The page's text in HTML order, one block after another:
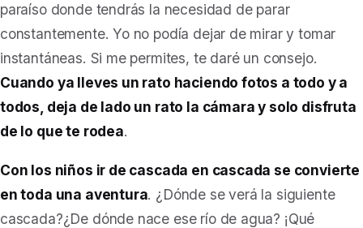
paraíso donde tendrás la necesidad de parar
constantemente. Yo no podía dejar de mirar y tomar
instantáneas. Si me permites, te daré un consejo.
Cuando ya lleves un rato haciendo fotos a todo y a
todos, deja de lado un rato la cámara y solo disfruta
de lo que te rodea.
Con los niños ir de cascada en cascada se convierte
en toda una aventura. ¿Dónde se verá la siguiente
cascada?¿De dónde nace ese río de agua? ¡Qué